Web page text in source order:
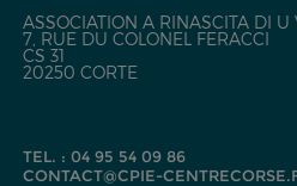
ASSOCIATION A RINASCITA DI U
7, RUE DU COLONEL FERACCI
CS 31
20250 CORTE
TEL. : 04 95 54 09 86
CONTACT@CPIE-